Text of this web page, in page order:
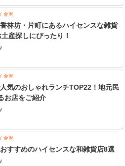
金沢
香林坊・片町にあるハイセンスな雑貨
産探しにぴったり！
金沢
気のおしゃれランチTOP22！地元民
お店をご紹介
金沢
おすすめのハイセンスな和雑貨店8選